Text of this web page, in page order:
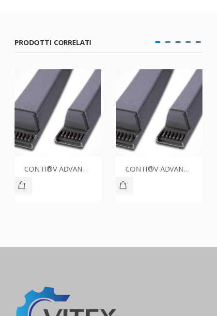
PRODOTTI CORRELATI
CONTI®V ADVANCE SPZ1787CR CONTI®V ADVANCE SPZ1687CR